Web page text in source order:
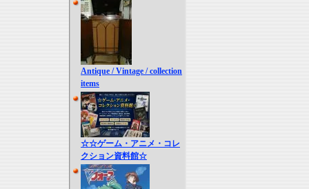
Antique / Vintage / collection
items
☆☆ゲーム・アニメ・コレ
クション資料館☆